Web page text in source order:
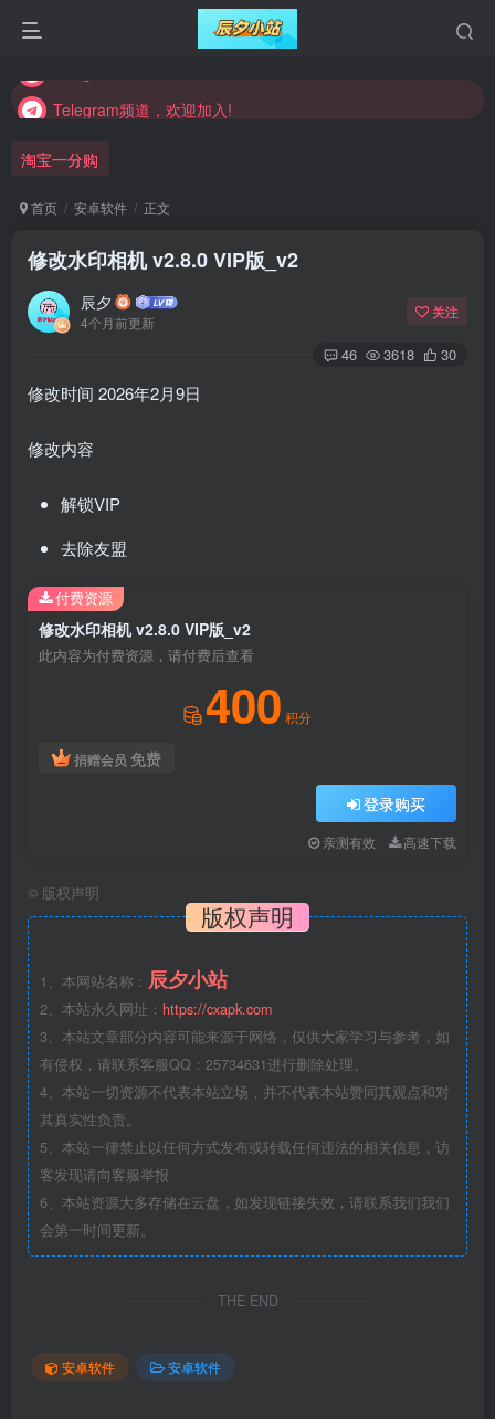
Telegram频道，欢迎加入!
Telegram频道，欢迎加入!
淘宝一分购
首页 安卓软件 正文
修改水印相机 v2.8.0 VIP版_v2
辰夕
4个月前更新
关注
46 3618 30
修改时间 2026年2月9日
修改内容
解锁VIP
去除友盟
修改水印相机 v2.8.0 VIP版_v2
此内容为付费资源，请付费后查看
400 积分
捐赠会员 免费
登录购买
亲测有效 高速下载
付费资源
© 版权声明
版权声明
1、本网站名称： 辰夕小站
2、本站永久网址： https://cxapk.com
3、本站文章部分内容可能来源于网络，仅供大家学习与参考，如
有侵权，请联系客服QQ：25734631进行删除处理。
4、本站一切资源不代表本站立场，并不代表本站赞同其观点和对
其真实性负责。
5、本站一律禁止以任何方式发布或转载任何违法的相关信息，访
客发现请向客服举报
6、本站资源大多存储在云盘，如发现链接失效，请联系我们我们
会第一时间更新。
THE END
安卓软件 安卓软件